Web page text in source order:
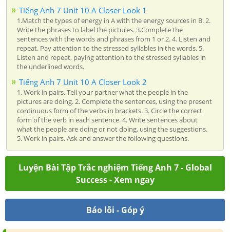
Tiếng Anh 7 Unit 10 A Closer Look 1
1.Match the types of energy in A with the energy sources in B. 2.
Write the phrases to label the pictures. 3.Complete the
sentences with the words and phrases from 1 or 2. 4. Listen and
repeat. Pay attention to the stressed syllables in the words. 5.
Listen and repeat, paying attention to the stressed syllables in
the underlined words.
Tiếng Anh 7 Unit 10 A Closer Look 2
1. Work in pairs. Tell your partner what the people in the
pictures are doing. 2. Complete the sentences, using the present
continuous form of the verbs in brackets. 3. Circle the correct
form of the verb in each sentence. 4. Write sentences about
what the people are doing or not doing, using the suggestions.
5. Work in pairs. Ask and answer the following questions.
Luyện Bài Tập Trắc nghiệm Tiếng Anh 7 - Global
Success - Xem ngay
Báo lỗi - Góp ý